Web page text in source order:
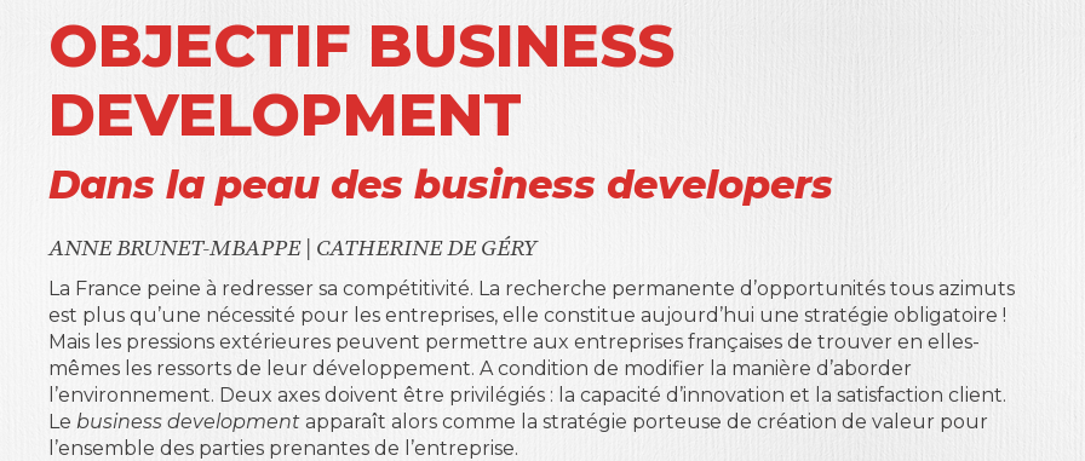
OBJECTIF BUSINESS
DEVELOPMENT
Dans la peau des business developers
ANNE BRUNET-MBAPPE | CATHERINE DE GÉRY
La France peine à redresser sa compétitivité. La recherche permanente d’opportunités tous azimuts
est plus qu’une nécessité pour les entreprises, elle constitue aujourd’hui une stratégie obligatoire !
Mais les pressions extérieures peuvent permettre aux entreprises françaises de trouver en elles-
mêmes les ressorts de leur développement. A condition de modifier la manière d’aborder
l’environnement. Deux axes doivent être privilégiés : la capacité d’innovation et la satisfaction client.
Le business development apparaît alors comme la stratégie porteuse de création de valeur pour
l’ensemble des parties prenantes de l’entreprise.